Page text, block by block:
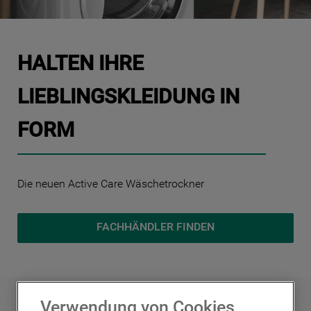
HALTEN IHRE
LIEBLINGSKLEIDUNG IN
FORM
Die neuen Active Care Wäschetrockner
FACHHÄNDLER FINDEN
10. gefriertruhe